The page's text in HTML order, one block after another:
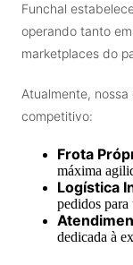
Funchal
operando tanto
marketplaces do
Atualmente,
competitivo:
Frota
máxima
Logística
pedidos
dedicada à